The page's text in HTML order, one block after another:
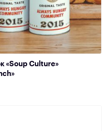
«Soup Culture»